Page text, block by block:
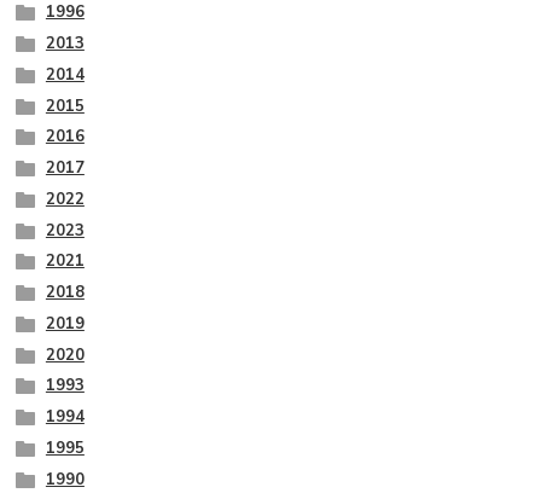
1996
2013
2014
2015
2016
2017
2022
2023
2021
2018
2019
2020
1993
1994
1995
1990